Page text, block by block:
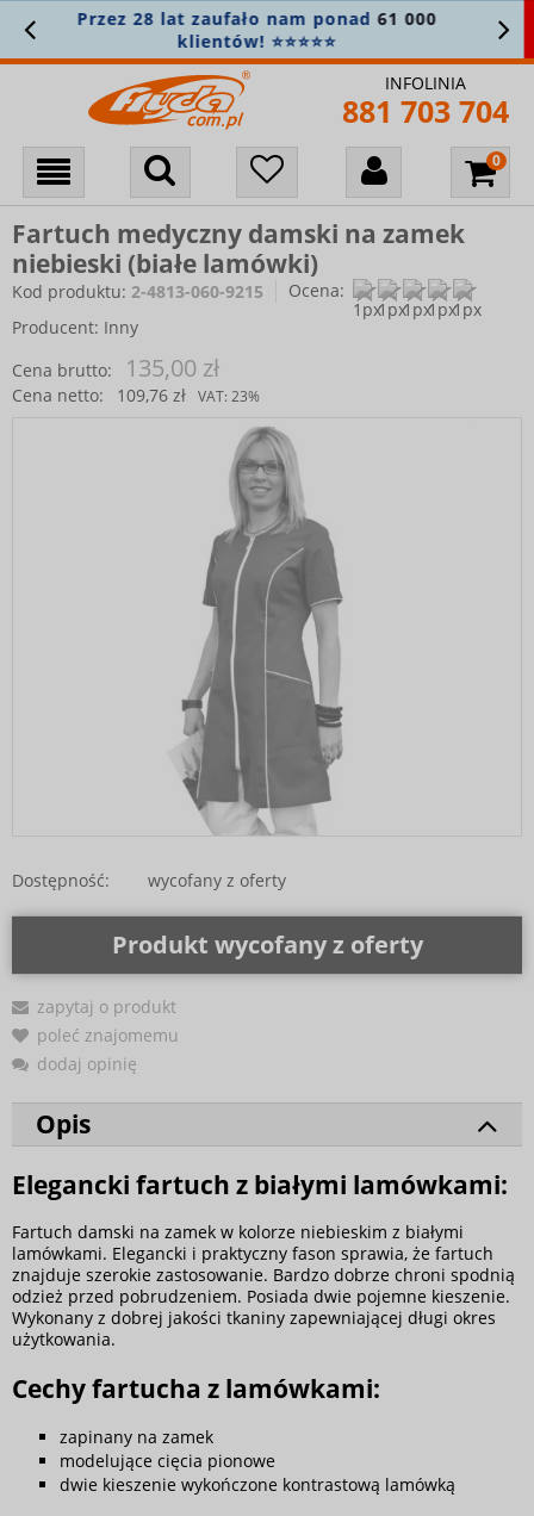
28 lat zaufało nam ponad61 000
klientów! ⭐⭐⭐⭐⭐
INFOLINIA
881 703 704
Fartuch medyczny damski na zamek
niebieski (białe lamówki)
Kod produktu: 2-4813-060-9215
Ocena:
Producent: Inny
Cena brutto:
135,00 zł
Cena netto: 109,76 zł VAT: 23%
Dostępność: wycofany z oferty
Produkt wycofany z oferty
zapytaj o produkt
poleć znajomemu
dodaj opinię
Opis
Elegancki fartuch z białymi lamówkami:
Fartuch damski na zamek w kolorze niebieskim z białymi
lamówkami. Elegancki i praktyczny fason sprawia, że fartuch
znajduje szerokie zastosowanie. Bardzo dobrze chroni spodnią
odzież przed pobrudzeniem. Posiada dwie pojemne kieszenie.
Wykonany z dobrej jakości tkaniny zapewniającej długi okres
użytkowania.
Cechy fartucha z lamówkami:
zapinany na zamek
modelujące cięcia pionowe
dwie kieszenie wykończone kontrastową lamówką